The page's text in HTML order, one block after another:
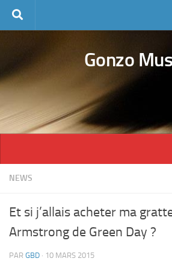
Skip to content
Gonzo
NEWS
Et si j’allais acheter ma
Armstrong de Green Day ?
PAR GBD · 10 MARS 2015